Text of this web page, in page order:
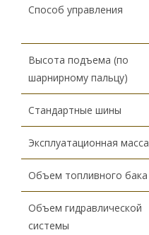
Способ управления
Высота подъема (по
шарнирному пальцу)
Стандартные шины
Эксплуатационная масса
Объем топливного бака
Объем гидравлической
системы